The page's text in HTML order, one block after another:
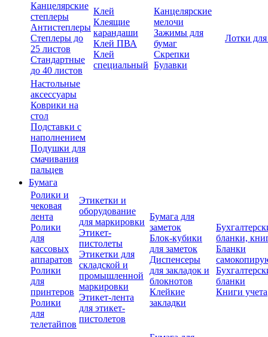
Канцелярские
степлеры
Антистеплеры
Степлеры до
25 листов
Стандартные
до 40 листов
Клей
Клеящие
карандаши
Клей ПВА
Клей
специальный
Канцелярские
мелочи
Зажимы для
бумаг
Скрепки
Булавки
Лотки
Настольные
аксессуары
Коврики на
стол
Подставки с
наполнением
Подушки для
смачивания
пальцев
Бумага
Ролики и
чековая
лента
Ролики
для
кассовых
аппаратов
Ролики
для
принтеров
Ролики
для
телетайпов
Этикетки и
оборудование
для маркировки
Этикет-
пистолеты
Этикетки для
складской и
промышленной
маркировки
Этикет-лента
для этикет-
пистолетов
Бумага для
заметок
Блок-кубики
для заметок
Диспенсеры
для закладок и
блокнотов
Клейкие
закладки
бланки,
Бланки
бланки
Книги учета